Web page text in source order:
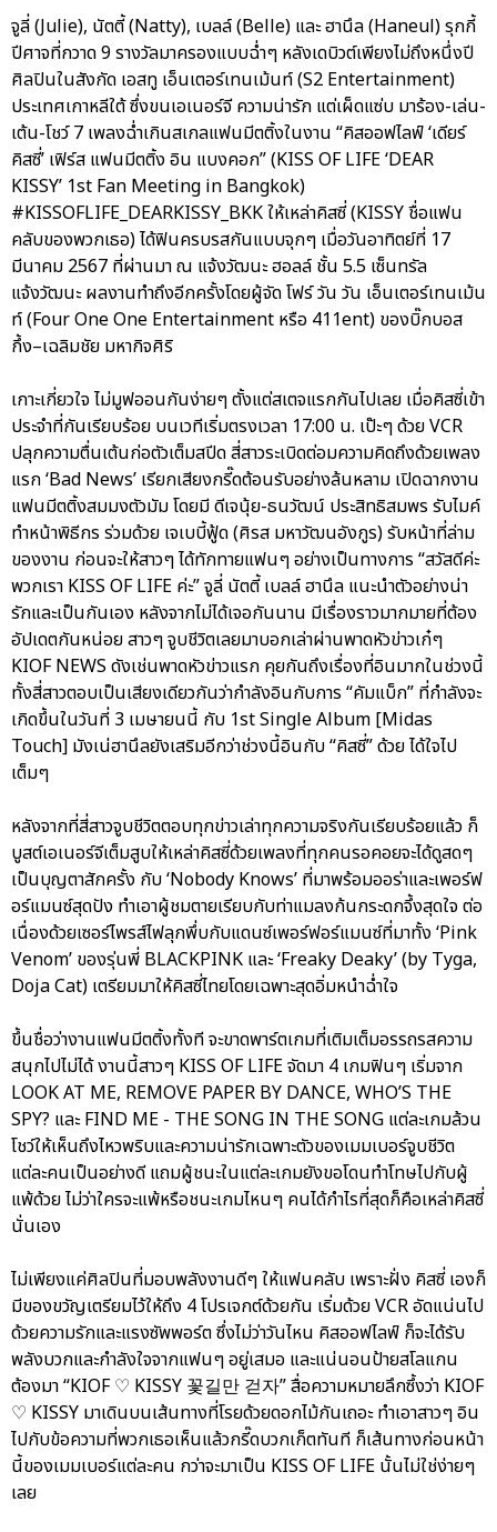
จูลี่ (Julie), นัตตี้ (Natty), เบลล์ (Belle) และ ฮานึล (Haneul) รุกกี้
ปีศาจที่กวาด 9 รางวัลมาครองแบบฉ่ำๆ หลังเดบิวต์เพียงไม่ถึงหนึ่งปี
ศิลปินในสังกัด เอสทู เอ็นเตอร์เทนเม้นท์ (S2 Entertainment)
ประเทศเกาหลีใต้ ซึ่งขนเอเนอร์จี ความน่ารัก แต่เผ็ดแซ่บ มาร้อง-เล่น-
เต้น-โชว์ 7 เพลงฉ่ำเกินสเกลแฟนมีตติ้งในงาน “คิสออฟไลฟ์ ‘เดียร์
คิสซี่’ เฟิร์ส แฟนมีตติ้ง อิน แบงคอก” (KISS OF LIFE ‘DEAR
KISSY’ 1st Fan Meeting in Bangkok)
#KISSOFLIFE_DEARKISSY_BKK ให้เหล่าคิสซี่ (KISSY ชื่อแฟน
คลับของพวกเธอ) ได้ฟินครบรสกันแบบจุกๆ เมื่อวันอาทิตย์ที่ 17
มีนาคม 2567 ที่ผ่านมา ณ แจ้งวัฒนะ ฮอลล์ ชั้น 5.5 เซ็นทรัล
แจ้งวัฒนะ ผลงานทำถึงอีกครั้งโดยผู้จัด โฟร์ วัน วัน เอ็นเตอร์เทนเม้น
ท์ (Four One One Entertainment หรือ 411ent) ของบิ๊กบอส
กึ้ง–เฉลิมชัย มหากิจศิริ
เกาะเกี่ยวใจ ไม่มูฟออนกันง่ายๆ ตั้งแต่สเตจแรกกันไปเลย เมื่อคิสซี่เข้า
ประจำที่กันเรียบร้อย บนเวทีเริ่มตรงเวลา 17:00 น. เป๊ะๆ ด้วย VCR
ปลุกความตื่นเต้นก่อตัวเต็มสปีด สี่สาวระเบิดต่อมความคิดถึงด้วยเพลง
แรก ‘Bad News’ เรียกเสียงกรี๊ดต้อนรับอย่างล้นหลาม เปิดฉากงาน
แฟนมีตติ้งสมมงตัวมัม โดยมี ดีเจนุ้ย-ธนวัฒน์ ประสิทธิสมพร รับไมค์
ทำหน้าพิธีกร ร่วมด้วย เจเบบี้ฟู้ด (ศิรส มหาวัฒนอังกูร) รับหน้าที่ล่าม
ของงาน ก่อนจะให้สาวๆ ได้ทักทายแฟนๆ อย่างเป็นทางการ “สวัสดีค่ะ
พวกเรา KISS OF LIFE ค่ะ” จูลี่ นัตตี้ เบลล์ ฮานึล แนะนำตัวอย่างน่า
รักและเป็นกันเอง หลังจากไม่ได้เจอกันนาน มีเรื่องราวมากมายที่ต้อง
อัปเดตกันหน่อย สาวๆ จูบชีวิตเลยมาบอกเล่าผ่านพาดหัวข่าวเก๋ๆ
KIOF NEWS ดังเช่นพาดหัวข่าวแรก คุยกันถึงเรื่องที่อินมากในช่วงนี้
ทั้งสี่สาวตอบเป็นเสียงเดียวกันว่ากำลังอินกับการ “คัมแบ็ก” ที่กำลังจะ
เกิดขึ้นในวันที่ 3 เมษายนนี้ กับ 1st Single Album [Midas
Touch] มังเน่ฮานึลยังเสริมอีกว่าช่วงนี้อินกับ “คิสซี่” ด้วย ได้ใจไป
เต็มๆ
หลังจากที่สี่สาวจูบชีวิตตอบทุกข่าวเล่าทุกความจริงกันเรียบร้อยแล้ว ก็
บูสต์เอเนอร์จีเต็มสูบให้เหล่าคิสซี่ด้วยเพลงที่ทุกคนรอคอยจะได้ดูสดๆ
เป็นบุญตาสักครั้ง กับ ‘Nobody Knows’ ที่มาพร้อมออร่าและเพอร์ฟ
อร์แมนซ์สุดปัง ทำเอาผู้ชมตายเรียบกับท่าแมลงก้นกระดกจึ้งสุดใจ ต่อ
เนื่องด้วยเซอร์ไพรส์ไฟลุกพึ่บกับแดนซ์เพอร์ฟอร์แมนซ์ที่มาทั้ง ‘Pink
Venom’ ของรุ่นพี่ BLACKPINK และ ‘Freaky Deaky’ (by Tyga,
Doja Cat) เตรียมมาให้คิสซี่ไทยโดยเฉพาะสุดอิ่มหนำฉ่ำใจ
ขึ้นชื่อว่างานแฟนมีตติ้งทั้งที จะขาดพาร์ตเกมที่เติมเต็มอรรถรสความ
สนุกไปไม่ได้ งานนี้สาวๆ KISS OF LIFE จัดมา 4 เกมฟินๆ เริ่มจาก
LOOK AT ME, REMOVE PAPER BY DANCE, WHO’S THE
SPY? และ FIND ME - THE SONG IN THE SONG แต่ละเกมล้วน
โชว์ให้เห็นถึงไหวพริบและความน่ารักเฉพาะตัวของเมมเบอร์จูบชีวิต
แต่ละคนเป็นอย่างดี แถมผู้ชนะในแต่ละเกมยังขอโดนทำโทษไปกับผู้
แพ้ด้วย ไม่ว่าใครจะแพ้หรือชนะเกมไหนๆ คนได้กำไรที่สุดก็คือเหล่าคิสซี่
นั่นเอง
ไม่เพียงแค่ศิลปินที่มอบพลังงานดีๆ ให้แฟนคลับ เพราะฝั่ง คิสซี่ เองก็
มีของขวัญเตรียมไว้ให้ถึง 4 โปรเจกต์ด้วยกัน เริ่มด้วย VCR อัดแน่นไป
ด้วยความรักและแรงซัพพอร์ต ซึ่งไม่ว่าวันไหน คิสออฟไลฟ์ ก็จะได้รับ
พลังบวกและกำลังใจจากแฟนๆ อยู่เสมอ และแน่นอนป้ายสโลแกน
ต้องมา “KIOF ♡ KISSY 꽃길만 걷자” สื่อความหมายลึกซึ้งว่า KIOF
♡ KISSY มาเดินบนเส้นทางที่โรยด้วยดอกไม้กันเถอะ ทำเอาสาวๆ อิน
ไปกับข้อความที่พวกเธอเห็นแล้วกรี๊ดบวกเก็ตทันที ก็เส้นทางก่อนหน้า
นี้ของเมมเบอร์แต่ละคน กว่าจะมาเป็น KISS OF LIFE นั้นไม่ใช่ง่ายๆ
เลย